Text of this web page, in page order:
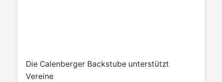
Die Calenberger Backstube unterstützt
Vereine